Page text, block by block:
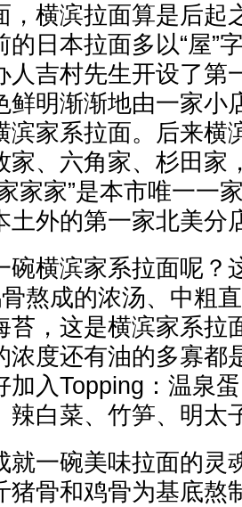
，横滨拉面算是后起
的日本拉面多以“屋”
人吉村先生开设了第
鲜明渐渐地由一家小
滨家系拉面。后来横
家、六角家、杉田家
家家”是本市唯一一
土外的第一家北美分
横滨家系拉面呢？
熬成的浓汤、中粗
苔，这是横滨家系拉
浓度还有油的多寡都
加入Topping：温泉
辣白菜、竹笋、明太
一碗美味拉面的灵
猪骨和鸡骨为基底熬